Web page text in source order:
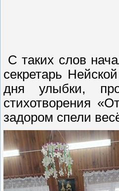
С таких слов
секретарь
дня улыбки,
стихотворения
задором спели